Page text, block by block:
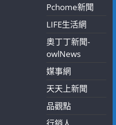
Pchome新聞
LIFE生活網
奧丁丁新聞-
owlNews
媒事網
天天上新聞
品觀點